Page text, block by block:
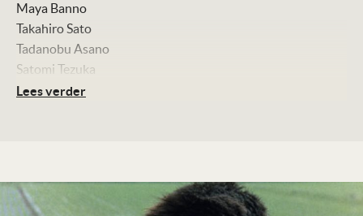
Maya Banno
Takahiro Sato
Tadanobu Asano
Satomi Tezuka
Tatasuya Gasyuin
Kleur, 143 minuten
Lees verder